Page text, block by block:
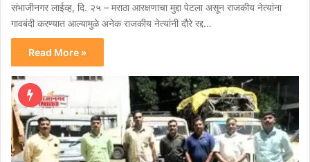
संभाजीनगर लाईव्ह, दि. २५ – मराठा आरक्षणाचा मुद्दा पेटला असून राजकीय नेत्यांना
गावबंदी करण्यात आल्यामुळे अनेक राजकीय नेत्यांनी दौरे रद्द…
Read More »